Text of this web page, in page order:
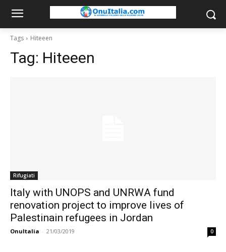
Tags Hiteeen
Tag: Hiteeen
Rifugiati
Italy with UNOPS and UNRWA fund
renovation project to improve lives of
Palestinain refugees in Jordan
OnuItalia - 21/03/2019 0